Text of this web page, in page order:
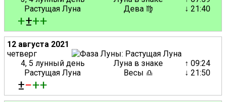
Растущая Луна
Дева ♍
↓ 21:40
+±++
12 августа 2021
четверг
4, 5 лунный день
Растущая Луна
Луна в знаке
Весы ♎
↑ 09:24
↓ 21:50
±−++